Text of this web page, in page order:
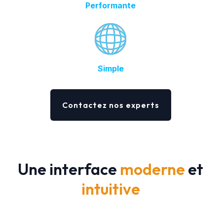
Performante
Simple
Contactez nos experts
Une interface moderne et
intuitive